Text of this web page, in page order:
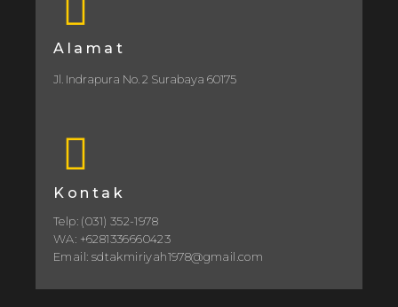
Alamat
Jl. Indrapura No. 2 Surabaya 60175
Kontak
Telp: (031) 352-1978
WA: +6281336660423
Email: sdtakmiriyah1978@gmail.com